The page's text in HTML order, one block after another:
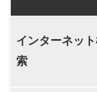
インターネッ
索